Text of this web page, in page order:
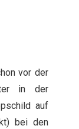
vor der
in der
auf
bei den